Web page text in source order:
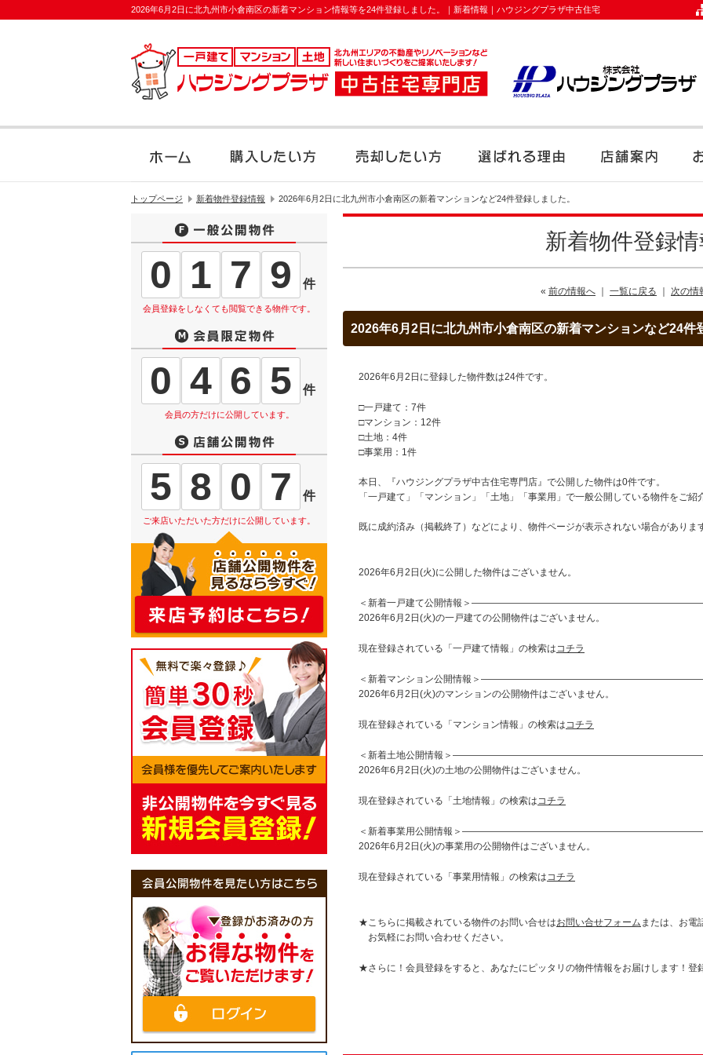
2026年6月2日に北九州市小倉南区の新着マンション情報等を24件登録しました。｜新着情報｜ハウジングプラザ中古住宅
トップページ 新着物件登録情報 2026年6月2日に北九州市小倉南区の新着マンションなど24件登録しました。
新着物件登録情
« 前の情報へ 一覧に戻る 次の情
2026年6月2日に北九州市小倉南区の新着マンションなど24件
2026年6月2日に登録した物件数は24件です。
□一戸建て：7件
□マンション：12件
□土地：4件
□事業用：1件
本日、『ハウジングプラザ中古住宅専門店』で公開した物件は0件です。
「一戸建て」「マンション」「土地」「事業用」で一般公開している物件をご紹
既に成約済み（掲載終了）などにより、物件ページが表示されない場合がありま
2026年6月2日(火)に公開した物件はございません。
＜新着一戸建て公開情報＞
2026年6月2日(火)の一戸建ての公開物件はございません。
現在登録されている「一戸建て情報」の検索はコチラ
＜新着マンション公開情報＞
2026年6月2日(火)のマンションの公開物件はございません。
現在登録されている「マンション情報」の検索はコチラ
＜新着土地公開情報＞
2026年6月2日(火)の土地の公開物件はございません。
現在登録されている「土地情報」の検索はコチラ
＜新着事業用公開情報＞
2026年6月2日(火)の事業用の公開物件はございません。
現在登録されている「事業用情報」の検索はコチラ
★こちらに掲載されている物件のお問い合せはお問い合せフォーム または、お電
お気軽にお問い合わせください。
★さらに！会員登録をすると、あなたにピッタリの物件情報をお届けします！登
0 1 7 9 件
会員登録をしなくても閲覧できる物件です。
0 4 6 5 件
会員の方だけに公開しています。
5 8 0 7 件
ご来店いただいた方だけに公開しています。